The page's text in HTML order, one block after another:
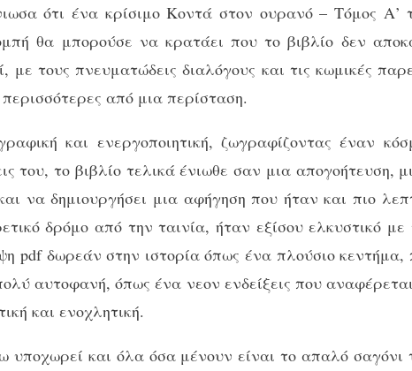
ότι ένα κρίσιμο Κοντά στον ουρανό – Τόμος
θα μπορούσε να κρατάει που το βιβλίο δεν
με τους πνευματώδεις διαλόγους και τις κωμικές
από μια περίσταση.
και ενεργοποιητική, ζωγραφίζοντας έναν
του, το βιβλίο τελικά ένιωθε σαν μια απογοήτευση,
να δημιουργήσει μια αφήγηση που ήταν και πιο
δρόμο από την ταινία, ήταν εξίσου ελκυστικό
pdf δωρεάν στην ιστορία όπως ένα πλούσιο
αυτοφανή, όπως ένα νεον ενδείξεις που
και ενοχλητική.
υποχωρεί και όλα όσα μένουν είναι το απαλό